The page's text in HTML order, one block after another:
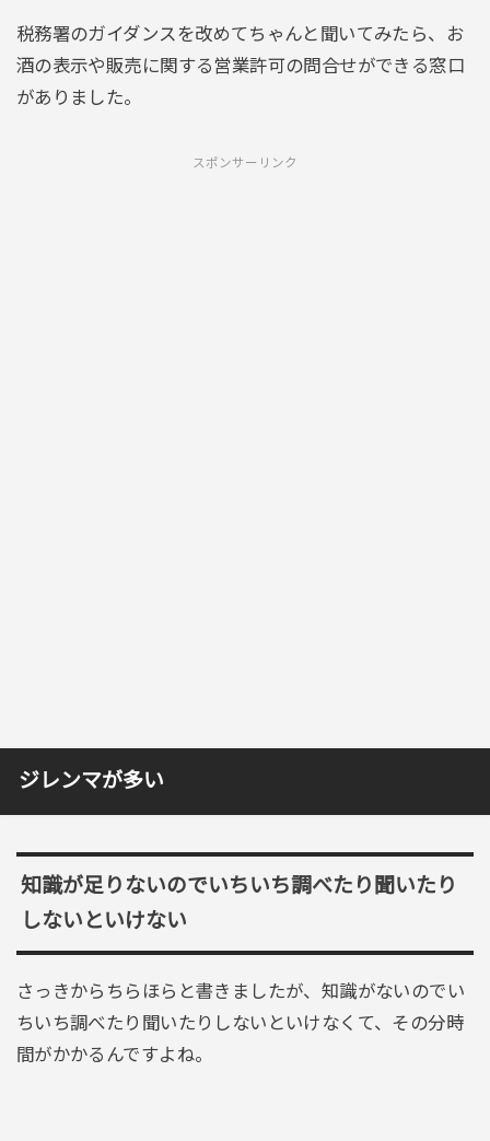
税務署のガイダンスを改めてちゃんと聞いてみたら、お
酒の表示や販売に関する営業許可の問合せができる窓口
がありました。
スポンサーリンク
ジレンマが多い
知識が足りないのでいちいち調べたり聞いたり
しないといけない
さっきからちらほらと書きましたが、知識がないのでい
ちいち調べたり聞いたりしないといけなくて、その分時
間がかかるんですよね。